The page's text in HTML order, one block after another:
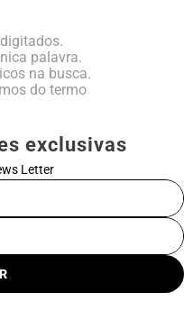
palavra.
na busca.
do termo
exclusivas
Letter